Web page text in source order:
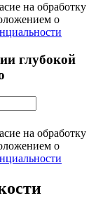
на обработку
о
глубокой
на обработку
о